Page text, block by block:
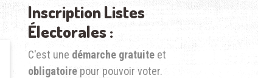
Inscription Listes
Électorales :
C'est une démarche gratuite et
obligatoire pour pouvoir voter.